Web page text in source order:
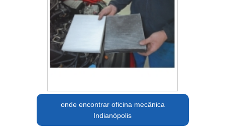
onde encontrar oficina mecânica
Indianópolis